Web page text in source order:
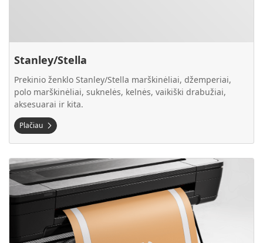
Stanley/Stella
Prekinio ženklo Stanley/Stella marškinėliai, džemperiai,
polo marškinėliai, suknelės, kelnės, vaikiški drabužiai,
aksesuarai ir kita.
Plačiau
Plačiau Plačiaformatė spauda